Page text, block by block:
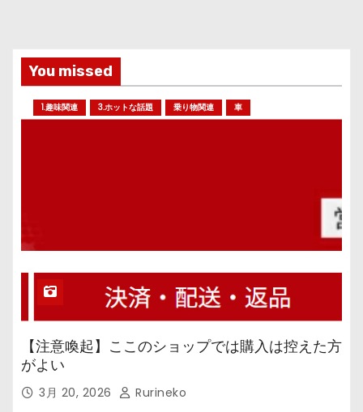
You missed
1.趣味関連 3.ホットな話題 乗り物関連 車
【注意喚起】ここのショップでは購入は控えた方
がよい
3月 20, 2026 Rurineko